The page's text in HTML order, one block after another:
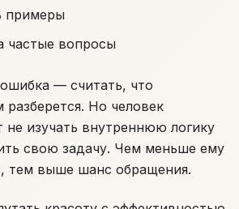
примеры
частые вопросы
— считать, что
разберется. Но человек
не изучать внутреннюю логику
свою задачу. Чем меньше ему
тем выше шанс обращения.